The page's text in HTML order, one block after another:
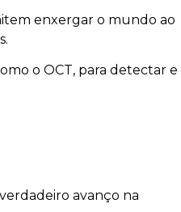
enxergar o mundo ao
o OCT, para detectar e
avanço na